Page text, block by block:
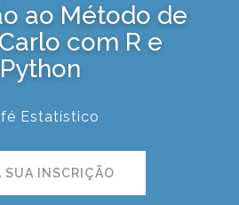
ao Método de
com R e
Python
Estatístico
SUA INSCRIÇÃO